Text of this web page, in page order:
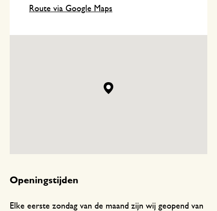
Route via Google Maps
Openingstijden
Elke eerste zondag van de maand zijn wij geopend van